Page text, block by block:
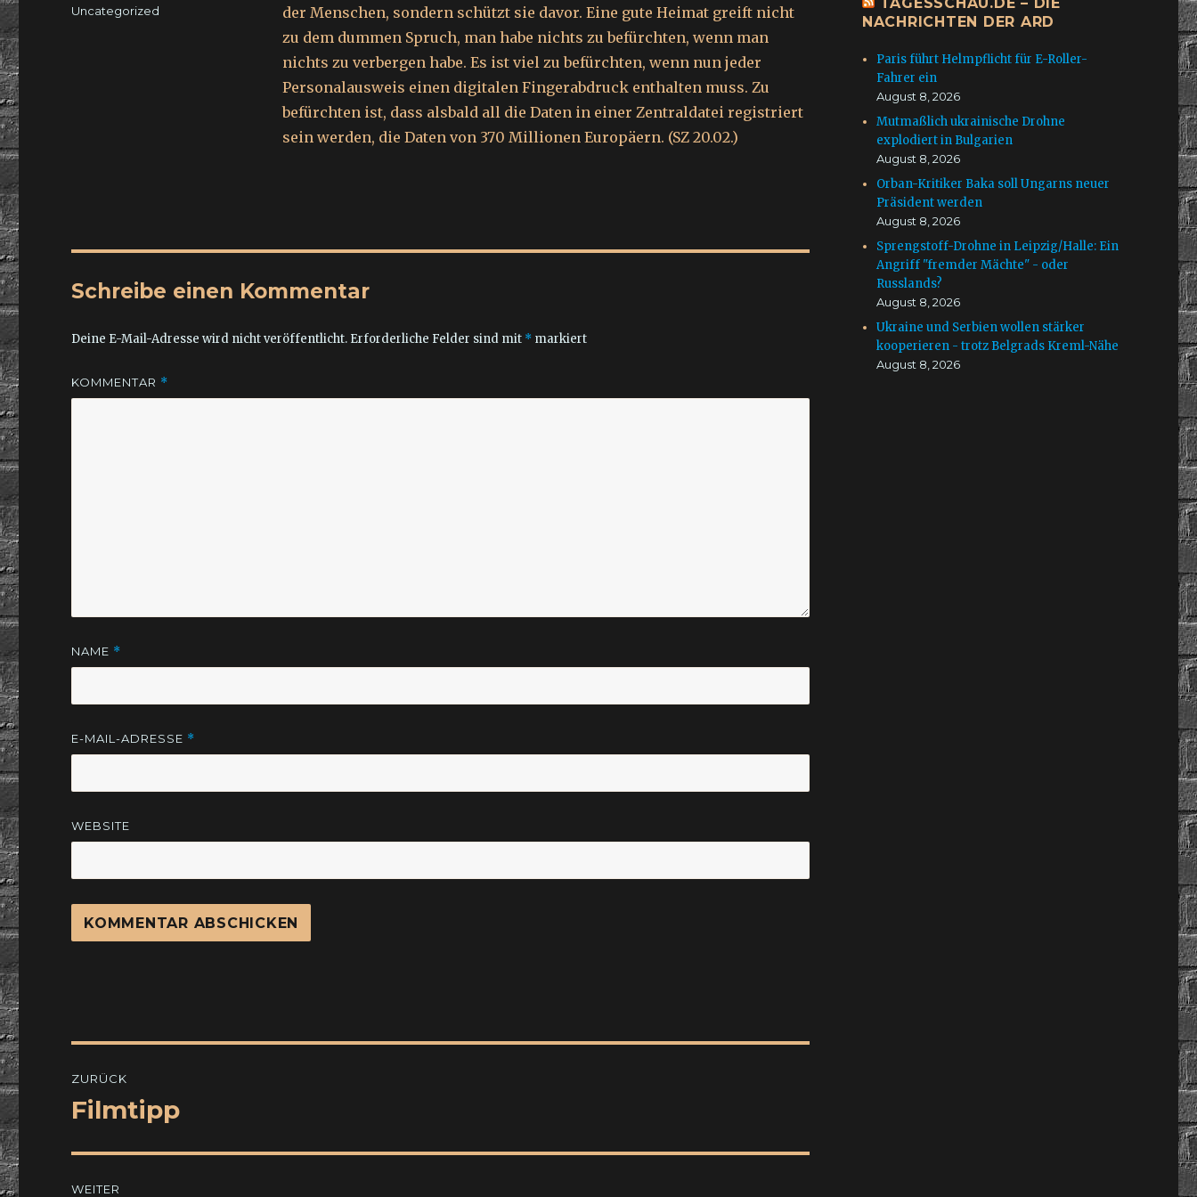
der Menschen, sondern schützt sie davor. Eine gute Heimat greift nicht
zu dem dummen Spruch, man habe nichts zu befürchten, wenn man
nichts zu verbergen habe. Es ist viel zu befürchten, wenn nun jeder
Personalausweis einen digitalen Fingerabdruck enthalten muss. Zu
befürchten ist, dass alsbald all die Daten in einer Zentraldatei registriert
sein werden, die Daten von 370 Millionen Europäern. (SZ 20.02.)
Kategorien
Uncategorized
Schreibe einen Kommentar
Deine E-Mail-Adresse wird nicht veröffentlicht. Erforderliche Felder sind mit * markiert
KOMMENTAR *
NAME *
E-MAIL-ADRESSE *
WEBSITE
ZURÜCK
Vorheriger
Filmtipp
WEITER
NACHRICHTEN DER ARD
Paris führt Helmpflicht für E-Roller-
Fahrer ein
August 8, 2026
Mutmaßlich ukrainische Drohne
explodiert in Bulgarien
August 8, 2026
Orban-Kritiker Baka soll Ungarns neuer
Präsident werden
August 8, 2026
Sprengstoff-Drohne in Leipzig/Halle: Ein
Angriff "fremder Mächte" - oder
Russlands?
August 8, 2026
Ukraine und Serbien wollen stärker
kooperieren - trotz Belgrads Kreml-Nähe
August 8, 2026